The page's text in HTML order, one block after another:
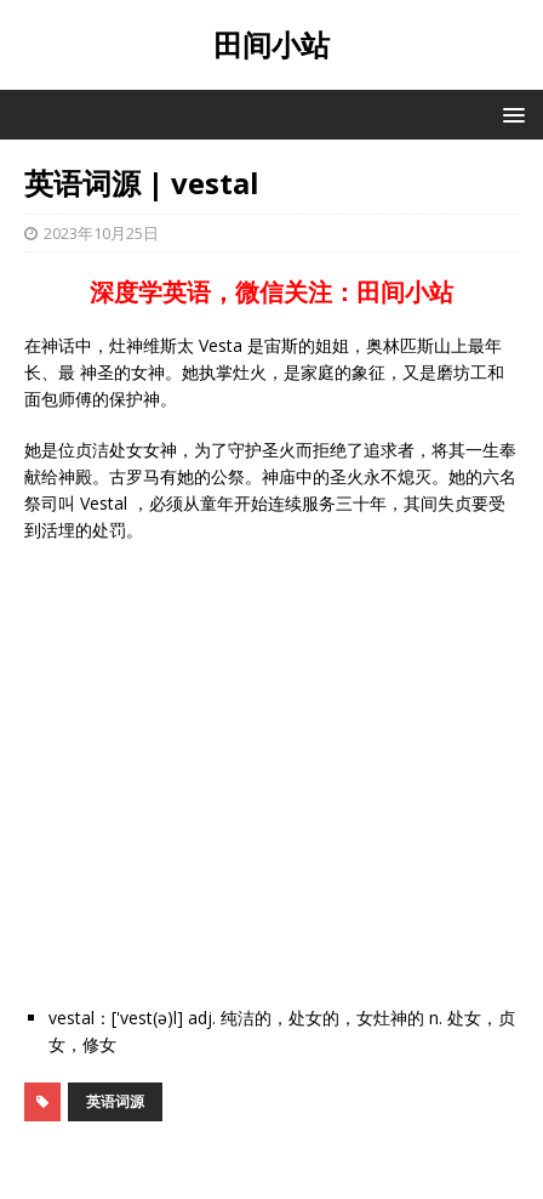
田间小站
英语词源 | vestal
2023年10月25日
深度学英语，微信关注：田间小站
在神话中，灶神维斯太 Vesta 是宙斯的姐姐，奥林匹斯山上最年
长、最 神圣的女神。她执掌灶火，是家庭的象征，又是磨坊工和
面包师傅的保护神。
她是位贞洁处女女神，为了守护圣火而拒绝了追求者，将其一生奉
献给神殿。古罗马有她的公祭。神庙中的圣火永不熄灭。她的六名
祭司叫 Vestal ，必须从童年开始连续服务三十年，其间失贞要受
到活埋的处罚。
vestal：['vest(ə)l] adj. 纯洁的，处女的，女灶神的 n. 处女，贞
女，修女
英语词源